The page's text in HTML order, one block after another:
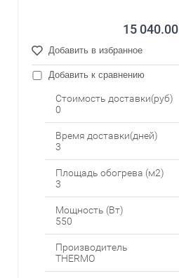
15 040.00
Добавить в избранное
Добавить к сравнению
Стоимость доставки(руб)
0
Время доставки(дней)
3
Площадь обогрева (м2)
3
Мощность (Вт)
550
Производитель
THERMO